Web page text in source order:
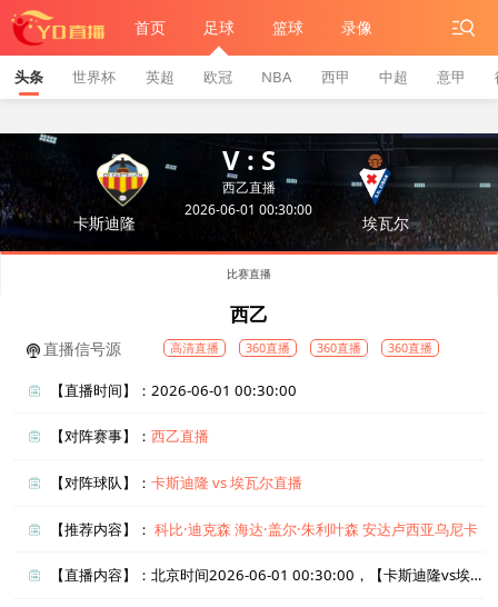
首页 足球 篮球 录像
头条 世界杯 英超 欧冠 NBA 西甲 中超 意甲
卡斯迪隆
V : S
西乙直播
2026-06-01 00:30:00
埃瓦尔
比赛直播
西乙
直播信号源 高清直播 360直播 360直播 360直播
【直播时间】：2026-06-01 00:30:00
【对阵赛事】：西乙直播
【对阵球队】：卡斯迪隆 vs 埃瓦尔直播
【推荐内容】：科比·迪克森 海达·盖尔·朱利叶森 安达卢西亚乌尼卡
【直播内容】：北京时间2026-06-01 00:30:00，【卡斯迪隆vs埃瓦尔】直播准时在线播放，喜欢看比赛的朋友可以提前收藏本页面以免错过直播。盈点直播网_足球直播还为您在本页面索引了相关直播、卡斯迪隆直播、埃瓦尔直播的近期比赛列表以及两队历史交锋、两队赛程。